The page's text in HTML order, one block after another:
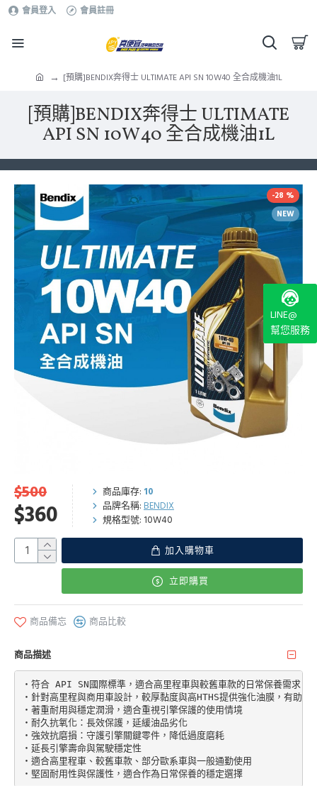
會員登入 會員註冊
[預購]BENDIX奔得士 ULTIMATE API SN 10W40 全合成機油1L
[預購]BENDIX奔得士 ULTIMATE
API SN 10W40 全合成機油1L
NEW
-28 %
$360
$500 商品庫存: 10
品牌名稱: BENDIX
規格型號: 10W40
加入購物車
立即購買
商品備忘 商品比較
商品描述
‧符合 API SN國際標準，適合高里程車與較舊車款的日常保養需求
‧針對高里程與商用車設計，較厚黏度與高HTHS提供強化油膜，有助降
‧著重耐用與穩定潤滑，適合重視引擎保護的使用情境
‧耐久抗氧化：長效保護，延緩油品劣化
‧強效抗磨損：守護引擎關鍵零件，降低過度磨耗
‧延長引擎壽命與駕駛穩定性
‧適合高里程車、較舊車款、部分歐系車與一般通勤使用
‧堅固耐用性與保護性，適合作為日常保養的穩定選擇
LINE@
幫您服務